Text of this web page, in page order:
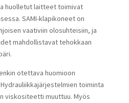
huolletut laitteet toimivat
SAMI-klapikoneet on
vaativiin olosuhteisiin, ja
mahdollistavat tehokkaan
otettava huomioon
toiminta
viskositeetti muuttuu. Myös